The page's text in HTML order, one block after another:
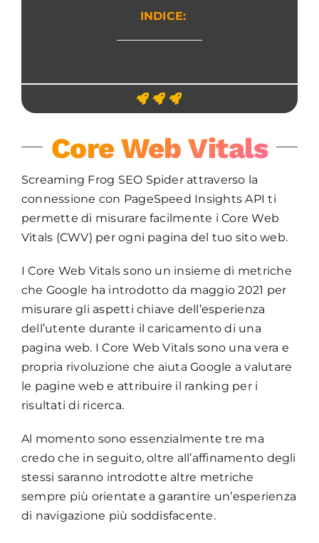
INDICE:
Core Web Vitals
Screaming Frog SEO Spider attraverso la
connessione con PageSpeed Insights API ti
permette di misurare facilmente i Core Web
Vitals (CWV) per ogni pagina del tuo sito web.
I Core Web Vitals sono un insieme di metriche
che Google ha introdotto da maggio 2021 per
misurare gli aspetti chiave dell’esperienza
dell’utente durante il caricamento di una
pagina web. I Core Web Vitals sono una vera e
propria rivoluzione che aiuta Google a valutare
le pagine web e attribuire il ranking per i
risultati di ricerca.
Al momento sono essenzialmente tre ma
credo che in seguito, oltre all’affinamento degli
stessi saranno introdotte altre metriche
sempre più orientate a garantire un’esperienza
di navigazione più soddisfacente.